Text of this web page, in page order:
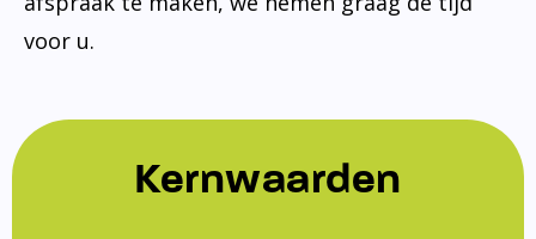
voor u.
Kernwaarden